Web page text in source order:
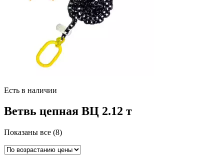
Есть в наличии
Ветвь цепная ВЦ 2.12 т
Показаны все (8)Цены:
возрастанию